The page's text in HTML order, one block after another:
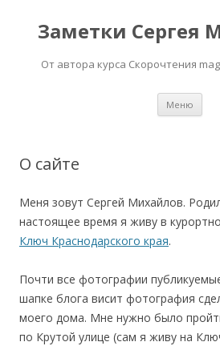
Заметки Сергея
От автора курса Скорочтения
Меню
О сайте
Меня зовут Сергей Михайлов.
настоящее время я живу в
Ключ Краснодарского края.
Почти все фотографии
шапке блога висит фотография
моего дома. Мне нужно было
по Крутой улице (сам я живу на